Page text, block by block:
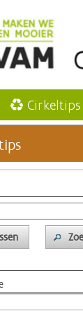
Cirkeltips